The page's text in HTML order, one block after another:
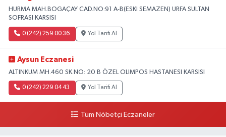
HURMA MAH.BOGAÇAY CAD.NO:91 A-B(ESKI SEMAZEN) URFA SULTAN
SOFRASI KARSISI
0 (242) 259 00 36 Yol Tarifi Al
Aysun Eczanesi
ALTINKUM MH.460 SK.NO: 20 B ÖZEL OLIMPOS HASTANESI KARSISI
0 (242) 229 04 43 Yol Tarifi Al
Tüm Nöbetçi Eczaneler